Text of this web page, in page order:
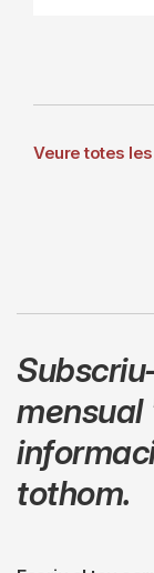
Veure totes
mensual
tothom.